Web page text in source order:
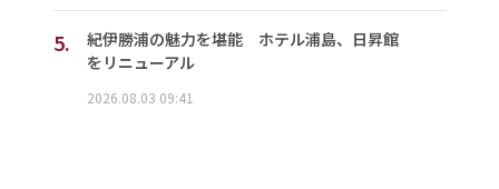
5.
紀伊勝浦の魅力を堪能 ホテル浦島、日昇館
をリニューアル
2026.08.03 09:41